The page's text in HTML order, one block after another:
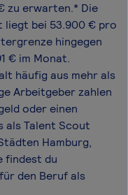
zu erwarten.* Die
liegt bei 53.900 € pro
hingegen
€ im Monat.
häufig aus mehr als
Arbeitgeber zahlen
oder einen
als Talent Scout
Hamburg,
findest du
den Beruf als